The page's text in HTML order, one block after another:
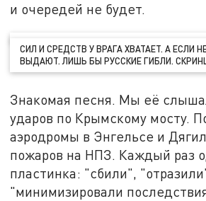
и очередей не будет.
СИЛ И СРЕДСТВ У ВРАГА ХВАТАЕТ. А ЕСЛИ
ВЫДАЮТ. ЛИШЬ БЫ РУССКИЕ ГИБЛИ.
Знакомая песня. Мы её
ударов по Крымскому мосту.
аэродромы в Энгельсе и
пожаров на НПЗ. Каждый раз
пластинка: "сбили",
"минимизировали